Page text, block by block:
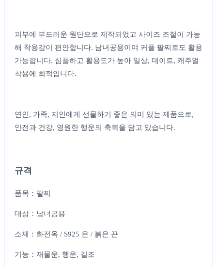
피부에 부드러운 원단으로 제작되었고 사이즈 조절이 가능
해 착용감이 편안합니다. 남녀공용이며 커플 팔찌로도 활용
가능합니다. 심플하고 활용도가 높아 일상, 데이트, 캐주얼
착용에 최적입니다.
연인, 가족, 지인에게 선물하기 좋은 의미 있는 제품으로,
안전과 건강, 영원한 행운의 축복을 담고 있습니다.
규격
품목：팔찌
대상：남녀공용
소재：화전옥 / S925 은 / 붉은 끈
기능：재물운, 행운, 길조